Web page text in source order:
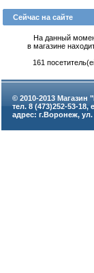
Сейчас на сайте
На данный
в магазине
161
© 2010-2013 Магазин
тел. 8 (473)252-53-
адрес: г.Воронеж,